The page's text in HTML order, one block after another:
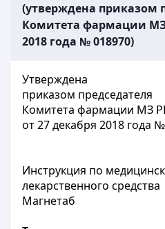
(утверждена приказом
Комитета фармации МЗ
2018 года № 018970)
Утверждена
приказом председателя
Комитета фармации МЗ
от 27 декабря 2018 года
Инструкция по
лекарственного средства
Магнетаб